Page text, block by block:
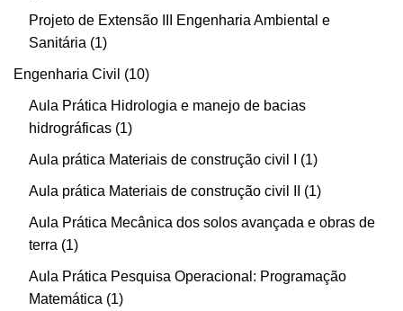
Projeto de Extensão III Engenharia Ambiental e
Sanitária
1
Engenharia Civil 10
Aula Prática Hidrologia e manejo de bacias
hidrográficas 1
Aula prática Materiais de construção civil I 1
Aula prática Materiais de construção civil II 1
Aula Prática Mecânica dos solos avançada e obras de
terra
1
Aula Prática Pesquisa Operacional: Programação
Matemática
1